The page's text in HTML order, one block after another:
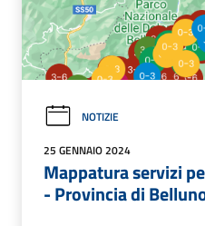
NOTIZIE
25 GENNAIO 2024
Mappatura servizi
- Provincia di